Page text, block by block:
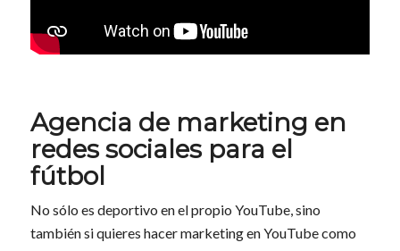
Agencia de marketing en
redes sociales para el
fútbol
No sólo es deportivo en el propio YouTube, sino
también si quieres hacer marketing en YouTube como